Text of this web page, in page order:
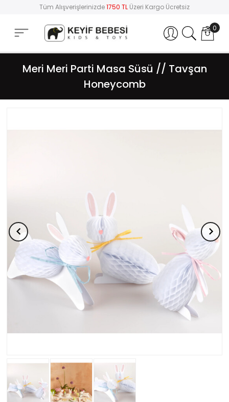
Tüm Alışverişlerinizde1750 TL Üzeri Kargo Ücretsiz
Hesabım 0
Meri Meri Parti Masa Süsü // Tavşan
Honeycomb